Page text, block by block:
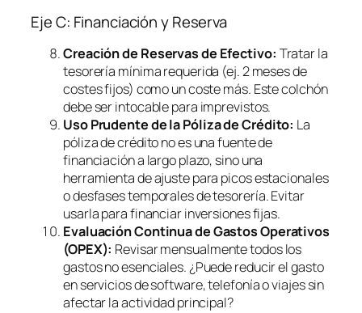
Eje C: Financiación y Reserva
Creación de Reservas de Efectivo: Tratar la
tesorería mínima requerida (ej. 2 meses de
costes fijos) como un coste más. Este colchón
debe ser intocable para imprevistos.
Uso Prudente de la Póliza de Crédito: La
póliza de crédito no es una fuente de
financiación a largo plazo, sino una
herramienta de ajuste para picos estacionales
o desfases temporales de tesorería. Evitar
usarla para financiar inversiones fijas.
Evaluación Continua de Gastos Operativos
(OPEX): Revisar mensualmente todos los
gastos no esenciales. ¿Puede reducir el gasto
en servicios desoftware, telefonía o viajes sin
afectar la actividad principal?